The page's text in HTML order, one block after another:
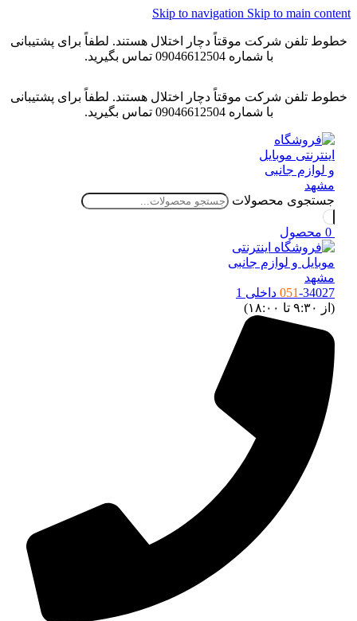
Skip to navigation Skip to main content
خطوط تلفن شرکت موقتاً دچار اختلال هستند. لطفاً برای پشتیبانی
با شماره 09046612504 تماس بگیرید.
خطوط تلفن شرکت موقتاً دچار اختلال هستند. لطفاً برای پشتیبانی
با شماره 09046612504 تماس بگیرید.
جستجوی محصولات
0 محصول
051-34027 داخلی 1
(از ۹:۳۰ تا ۱۸:۰۰)